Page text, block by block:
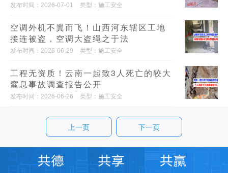
发布时间：2026-07-01 类型：施工安全
空调外机不翼而飞！山西河东辖区工地
接连被盗，空调大盗绳之于法
发布时间：2026-06-29 类型：施工安全
工程无资质！云南一起致3人死亡的较大
窒息事故调查报告公开
发布时间：2026-06-26 类型：施工安全
上一页 下一页